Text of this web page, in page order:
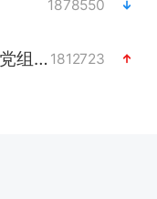
1878550
视频丨中国东方电气集团原党组副书记、董事宋致远被查 1812723